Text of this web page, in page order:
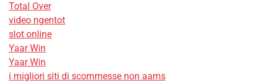
Total Over
video ngentot
slot online
Yaar Win
Yaar Win
i migliori siti di scommesse non aams